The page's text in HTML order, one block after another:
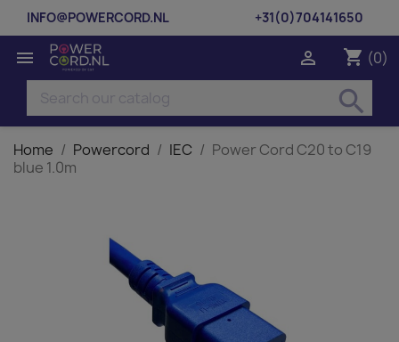
INFO@POWERCORD.NL +31(0)704141650
 shopping_cart (0)

search
Home Powercord IEC
Power Cord C20 to C19
blue 1.0m